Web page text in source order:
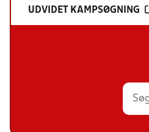
UDVIDET KAMPSØGNING